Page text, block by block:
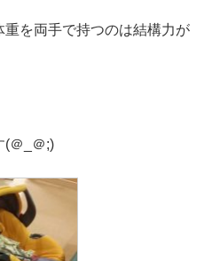
を両手で持つのは結構力が
(＠_＠;)